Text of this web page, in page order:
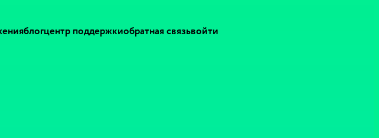
блогцентр поддержкиобратная связьвойти